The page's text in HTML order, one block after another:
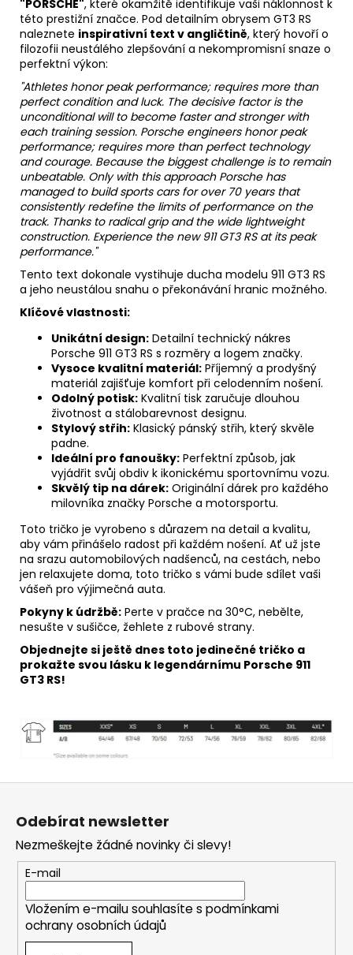
"PORSCHE", které okamžitě identifikuje vaši náklonnost k
této prestižní značce. Pod detailním obrysem GT3 RS
naleznete inspirativní text v angličtině, který hovoří o
filozofii neustálého zlepšování a nekompromisní snaze o
perfektní výkon:
"Athletes honor peak performance; requires more than
perfect condition and luck. The decisive factor is the
unconditional will to become faster and stronger with
each training session. Porsche engineers honor peak
performance; requires more than perfect technology
and courage. Because the biggest challenge is to remain
unbeatable. Only with this approach Porsche has
managed to build sports cars for over 70 years that
consistently redefine the limits of performance on the
track. Thanks to radical grip and the wide lightweight
construction. Experience the new 911 GT3 RS at its peak
performance."
Tento text dokonale vystihuje ducha modelu 911 GT3 RS
a jeho neustálou snahu o překonávání hranic možného.
Klíčové vlastnosti:
Unikátní design: Detailní technický nákres
Porsche 911 GT3 RS s rozměry a logem značky.
Vysoce kvalitní materiál: Příjemný a prodyšný
materiál zajišťuje komfort při celodenním nošení.
Odolný potisk: Kvalitní tisk zaručuje dlouhou
životnost a stálobarevnost designu.
Stylový střih: Klasický pánský střih, který skvěle
padne.
Ideální pro fanoušky: Perfektní způsob, jak
vyjádřit svůj obdiv k ikonickému sportovnímu vozu.
Skvělý tip na dárek: Originální dárek pro každého
milovníka značky Porsche a motorsportu.
Toto tričko je vyrobeno s důrazem na detail a kvalitu,
aby vám přinášelo radost při každém nošení. Ať už jste
na srazu automobilových nadšenců, na cestách, nebo
jen relaxujete doma, toto tričko s vámi bude sdílet vaši
vášeň pro výjimečná auta.
Pokyny k údržbě: Perte v pračce na 30°C, nebělte,
nesušte v sušičce, žehlete z rubové strany.
Objednejte si ještě dnes toto jedinečné tričko a
prokažte svou lásku k legendárnímu Porsche 911
GT3 RS!
Odebírat newsletter
Nezmeškejte žádné novinky či slevy!
E-mail
Vložením e-mailu souhlasíte s podmínkami
ochrany osobních údajů